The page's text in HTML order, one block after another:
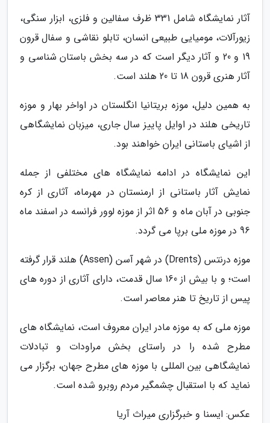
آثار نمایشگاه شامل 331 ظرف سفالین و فلزی، ابزار سنگی،
زیورآلات، مومیایی طبیعی انسان، تابلو نقاشی و سفال قرون
19 و 20 و آثار دیگر است که در سه بخش باستان شناسی و
آثار هنری قرون 18 تا 20 هلند است.
به همین دلیل، موزه بریتانیا انگلستان در اواخر بهار و موزه
تاریخی هلند در اوایل پاییز سال جاری، میزبان نمایشگاهی
از اشیای باستانی ایران خواهند بود.
این نمایشگاه در ادامه نمایشگاه های مختلفی از جمله
نمایش آثار باستانی از ارمنستان در مهرماه، آثاری از کره
جنوبی در آبان ماه و 56 اثر از موزه لوور فرانسه در اسفند ماه
96 در موزه ملی برپا می گردد.
موزه درنتس (Drents) در شهر آسن (Assen) هلند قرار گرفته
است؛ و با بیش از 160 سال قدمت، دارای آثاری از دوره های
پیس از تاریخ تا هنر معاصر است.
موزه ملی که به موزه مادر ایران معروف است، نمایشگاه های
مطرح شده را در راستای بخش مراودات و تبادلات
نمایشگاهی بین المللی با موزه های مطرح جهان، برگزار می
نماید که با استقبال چشمگیر مردم روبرو شده است.
عکس: ایسنا و خبرگزاری میراث آریا